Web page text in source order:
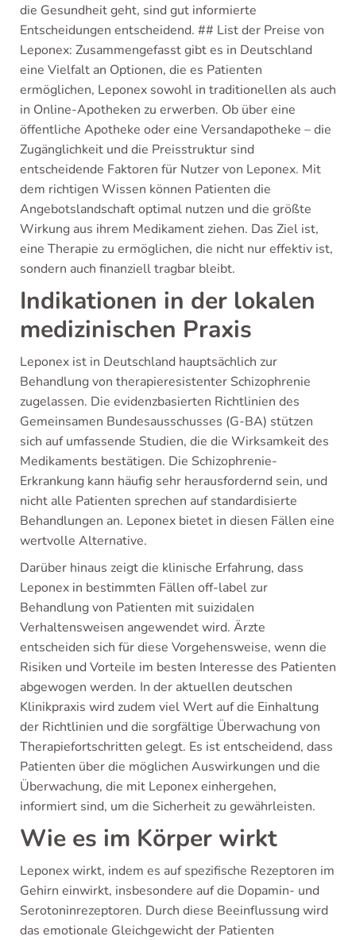
die Gesundheit geht, sind gut informierte
Entscheidungen entscheidend. ## List der Preise von
Leponex: Zusammengefasst gibt es in Deutschland
eine Vielfalt an Optionen, die es Patienten
ermöglichen, Leponex sowohl in traditionellen als auch
in Online-Apotheken zu erwerben. Ob über eine
öffentliche Apotheke oder eine Versandapotheke – die
Zugänglichkeit und die Preisstruktur sind
entscheidende Faktoren für Nutzer von Leponex. Mit
dem richtigen Wissen können Patienten die
Angebotslandschaft optimal nutzen und die größte
Wirkung aus ihrem Medikament ziehen. Das Ziel ist,
eine Therapie zu ermöglichen, die nicht nur effektiv ist,
sondern auch finanziell tragbar bleibt.
Indikationen in der lokalen
medizinischen Praxis
Leponex ist in Deutschland hauptsächlich zur
Behandlung von therapieresistenter Schizophrenie
zugelassen. Die evidenzbasierten Richtlinien des
Gemeinsamen Bundesausschusses (G-BA) stützen
sich auf umfassende Studien, die die Wirksamkeit des
Medikaments bestätigen. Die Schizophrenie-
Erkrankung kann häufig sehr herausfordernd sein, und
nicht alle Patienten sprechen auf standardisierte
Behandlungen an. Leponex bietet in diesen Fällen eine
wertvolle Alternative.
Darüber hinaus zeigt die klinische Erfahrung, dass
Leponex in bestimmten Fällen off-label zur
Behandlung von Patienten mit suizidalen
Verhaltensweisen angewendet wird. Ärzte
entscheiden sich für diese Vorgehensweise, wenn die
Risiken und Vorteile im besten Interesse des Patienten
abgewogen werden. In der aktuellen deutschen
Klinikpraxis wird zudem viel Wert auf die Einhaltung
der Richtlinien und die sorgfältige Überwachung von
Therapiefortschritten gelegt. Es ist entscheidend, dass
Patienten über die möglichen Auswirkungen und die
Überwachung, die mit Leponex einhergehen,
informiert sind, um die Sicherheit zu gewährleisten.
Wie es im Körper wirkt
Leponex wirkt, indem es auf spezifische Rezeptoren im
Gehirn einwirkt, insbesondere auf die Dopamin- und
Serotoninrezeptoren. Durch diese Beeinflussung wird
das emotionale Gleichgewicht der Patienten